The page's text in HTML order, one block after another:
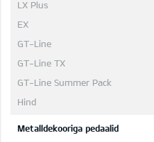
Metalldekooriga pedaalid